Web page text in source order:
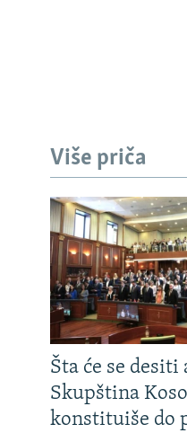
Više priča
Šta će se desiti
Skupština
konstituiše do